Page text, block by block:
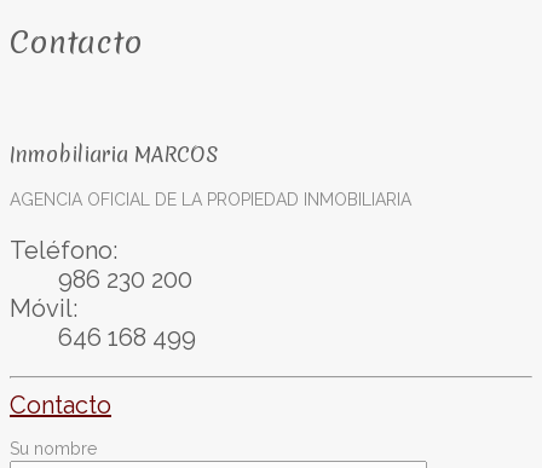
Contacto
Inmobiliaria MARCOS
AGENCIA OFICIAL DE LA PROPIEDAD INMOBILIARIA
Teléfono:
986 230 200
Móvil:
646 168 499
Contacto
Su nombre